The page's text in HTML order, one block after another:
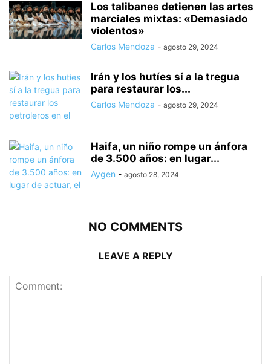
Los talibanes detienen las artes
marciales mixtas: «Demasiado
violentos»
Carlos Mendoza - agosto 29, 2024
Irán y los hutíes sí a la tregua
para restaurar los...
Carlos Mendoza - agosto 29, 2024
Haifa, un niño rompe un ánfora
de 3.500 años: en lugar...
Aygen - agosto 28, 2024
NO COMMENTS
LEAVE A REPLY